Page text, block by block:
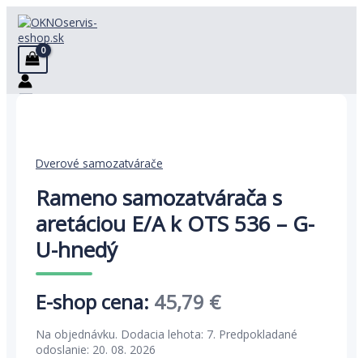
Preskočiť
na
obsah
Dverové samozatvárače
Rameno samozatvárača s
aretáciou E/A k OTS 536 – G-
U-hnedý
Pôvodná
cena
45,79 €Aktuálna
cena
Na objednávku. Dodacia lehota: 7. Predpokladané
odoslanie: 20. 08. 2026